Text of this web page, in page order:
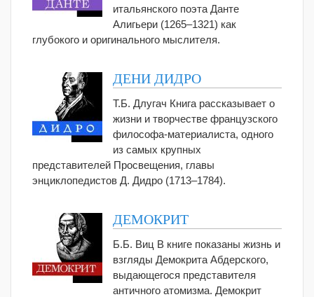
итальянского поэта Данте
Алигьери (1265–1321) как
глубокого и оригинального мыслителя.
ДЕНИ ДИДРО
Т.Б. Длугач Книга рассказывает о
жизни и творчестве французского
философа-материалиста, одного
из самых крупных
представителей Просвещения, главы
энциклопедистов Д. Дидро (1713–1784).
ДЕМОКРИТ
Б.Б. Виц В книге показаны жизнь и
взгляды Демокрита Абдерского,
выдающегося представителя
античного атомизма. Демокрит